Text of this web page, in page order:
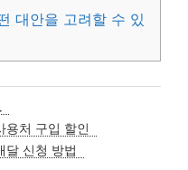
대안을 고려할 수 있
용처 구입 할인
달 신청 방법